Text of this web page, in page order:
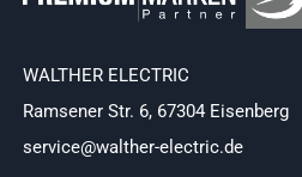
WALTHER ELECTRIC
Ramsener Str. 6, 67304 Eisenberg
service@walther-electric.de